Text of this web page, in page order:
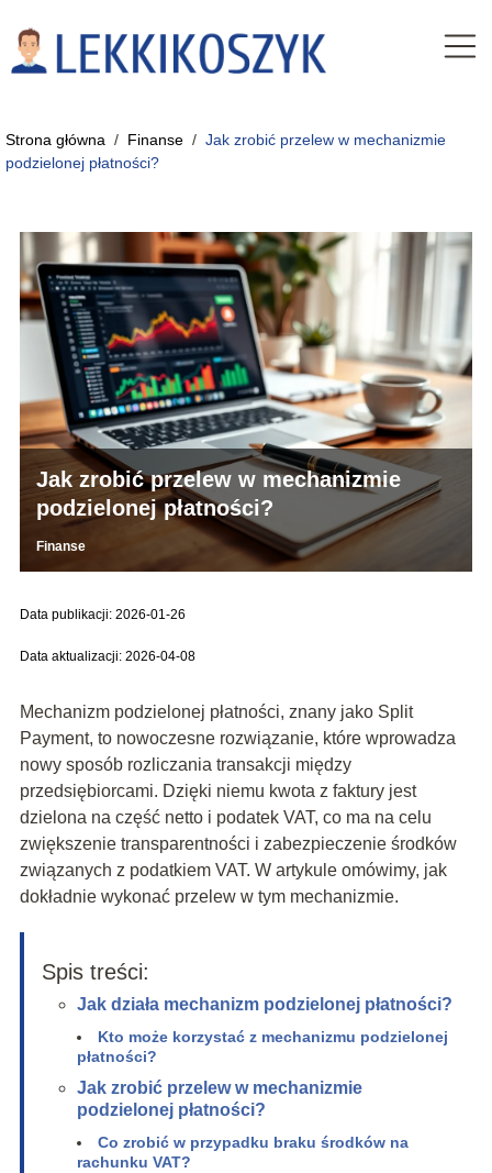
Strona główna / Finanse / Jak zrobić przelew w mechanizmie
podzielonej płatności?
Jak zrobić przelew w mechanizmie
podzielonej płatności?
Finanse
Data publikacji: 2026-01-26
Data aktualizacji: 2026-04-08
Mechanizm podzielonej płatności, znany jako Split
Payment, to nowoczesne rozwiązanie, które wprowadza
nowy sposób rozliczania transakcji między
przedsiębiorcami. Dzięki niemu kwota z faktury jest
dzielona na część netto i podatek VAT, co ma na celu
zwiększenie transparentności i zabezpieczenie środków
związanych z podatkiem VAT. W artykule omówimy, jak
dokładnie wykonać przelew w tym mechanizmie.
Spis treści:
Jak działa mechanizm podzielonej płatności?
Kto może korzystać z mechanizmu podzielonej
płatności?
Jak zrobić przelew w mechanizmie
podzielonej płatności?
Co zrobić w przypadku braku środków na
rachunku VAT?